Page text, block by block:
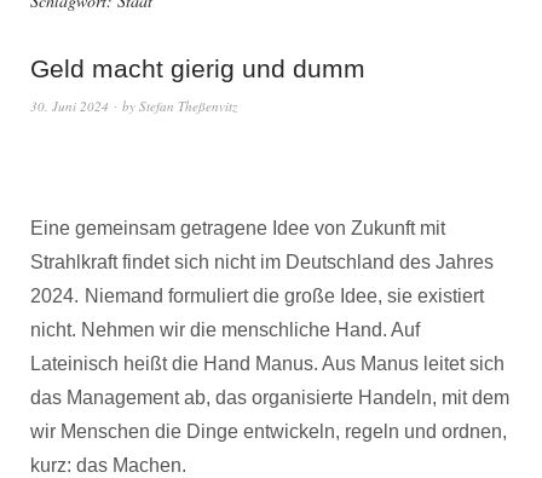
Geld macht gierig und dumm
30. Juni 2024 by Stefan Theßenvitz
Eine gemeinsam getragene Idee von Zukunft mit
Strahlkraft findet sich nicht im Deutschland des Jahres
2024. Niemand formuliert die große Idee, sie existiert
nicht. Nehmen wir die menschliche Hand. Auf
Lateinisch heißt die Hand Manus. Aus Manus leitet sich
das Management ab, das organisierte Handeln, mit dem
wir Menschen die Dinge entwickeln, regeln und ordnen,
kurz: das Machen.